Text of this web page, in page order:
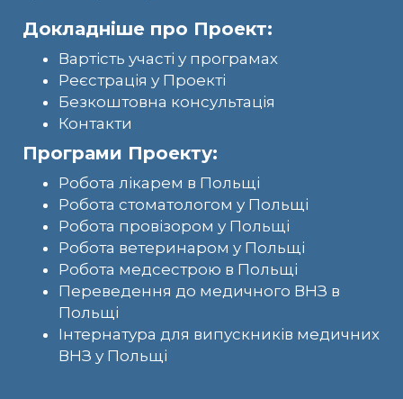
Докладніше про Проект:
Вартість участі у програмах
Реєстрація у Проекті
Безкоштовна консультація
Контакти
Програми Проекту:
Робота лікарем в Польщі
Робота стоматологом у Польщі
Робота провізором у Польщі
Робота ветеринаром у Польщі
Робота медсестрою в Польщі
Переведення до медичного ВНЗ в
Польщі
Інтернатура для випускників медичних
ВНЗ у Польщі